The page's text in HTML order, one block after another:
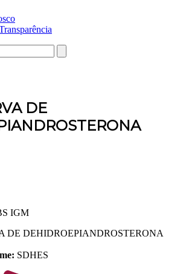
DE
IGM
DE DEHIDROEPIANDROSTERONA
SDHES